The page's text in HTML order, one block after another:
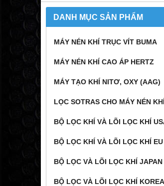
DANH MỤC SẢN PHẨM
MÁY NÉN KHÍ TRỤC VÍT BUMA
MÁY NÉN KHÍ CAO ÁP HERTZ
MÁY TẠO KHÍ NITƠ, OXY (AAG)
LỌC SOTRAS CHO MÁY NÉN KHÍ
BỘ LỌC KHÍ VÀ LÕI LỌC KHÍ
BỘ LỌC KHÍ VÀ LÕI LỌC KHÍ EU
BỘ LỌC VÀ LÕI LỌC KHÍ JAPAN
BỘ LỌC VÀ LÕI LỌC KHÍ KOREA